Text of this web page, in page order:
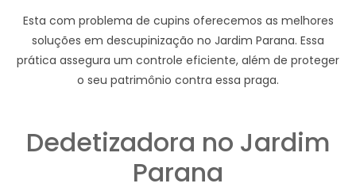
Esta com problema de cupins oferecemos as melhores
soluções em descupinização no Jardim Parana. Essa
prática assegura um controle eficiente, além de proteger
o seu patrimônio contra essa praga.
Dedetizadora no Jardim
Parana